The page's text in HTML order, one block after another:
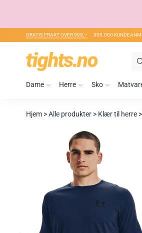
GRATIS FRAKT OVER 999,– 300.000
Søk
Dame Herre Sko
Hjem >Alle produkter > Klær til herre >